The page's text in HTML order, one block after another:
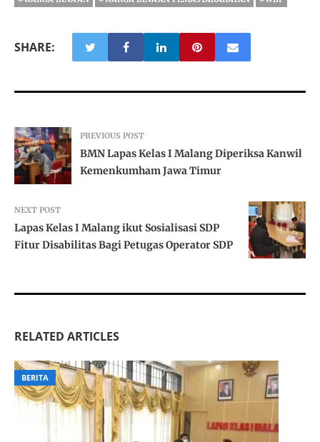
SHARE:
PREVIOUS POST
BMN Lapas Kelas I Malang Diperiksa Kanwil
Kemenkumham Jawa Timur
NEXT POST
Lapas Kelas I Malang ikut Sosialisasi SDP
Fitur Disabilitas Bagi Petugas Operator SDP
RELATED ARTICLES
BERITA